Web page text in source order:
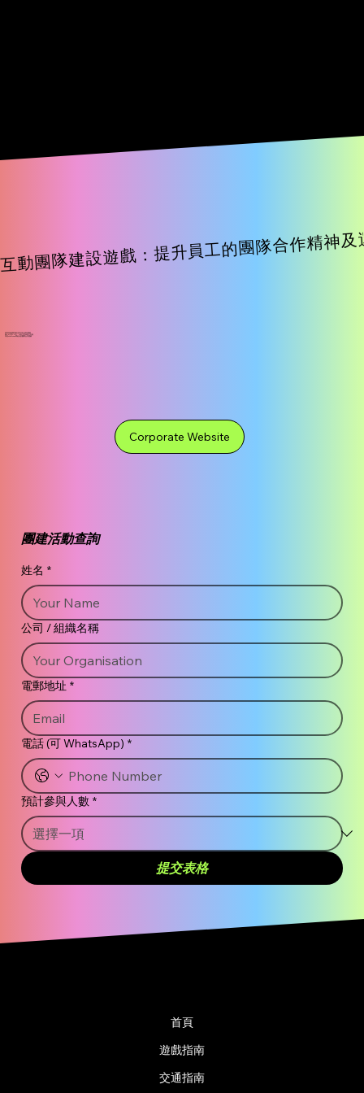
互動團隊建設遊戲：提升員工的團隊合作精神
Corporate Website
團建活動查詢
姓名 *
公司 / 組織名稱
電郵地址 *
電話 (可 WhatsApp) *
預計參與人數 *
提交表格
首頁
遊戲指南
交通指南